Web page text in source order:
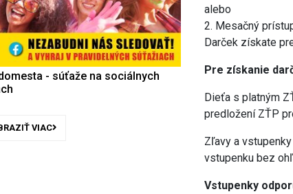
- súťaže na sociálnych
VIAC
alebo
2. Mesačný
Darček získate
Pre získanie
Dieťa s platným
predložení ZŤP
Zľavy a
vstupenku bez
Vstupenky